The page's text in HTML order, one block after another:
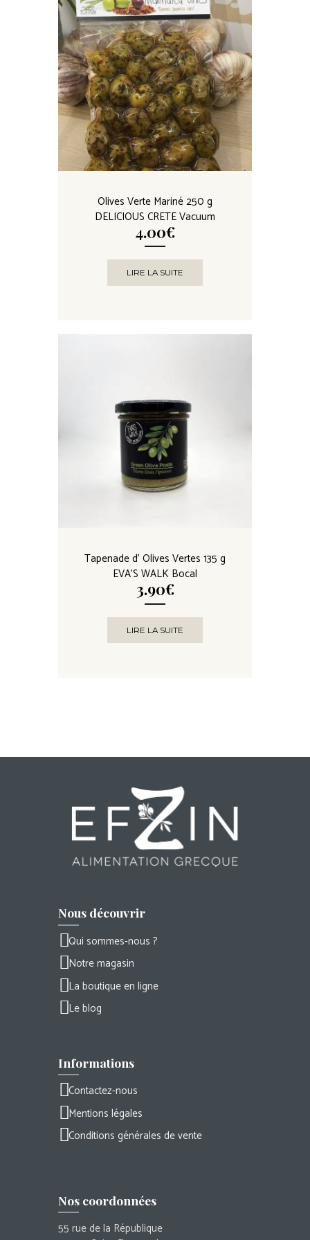
être
choisies
sur la
page du
produit
Olives Verte Mariné 250 g
DELICIOUS CRETE Vacuum
4.00€
LIRE LA SUITE
Tapenade d’ Olives Vertes 135 g
EVA’S WALK Bocal
3.90€
LIRE LA SUITE
Nous découvrir
Qui sommes-nous ?
Notre magasin
La boutique en ligne
Le blog
Informations
Contactez-nous
Mentions légales
Conditions générales de vente
Nos coordonnées
55 rue de la République